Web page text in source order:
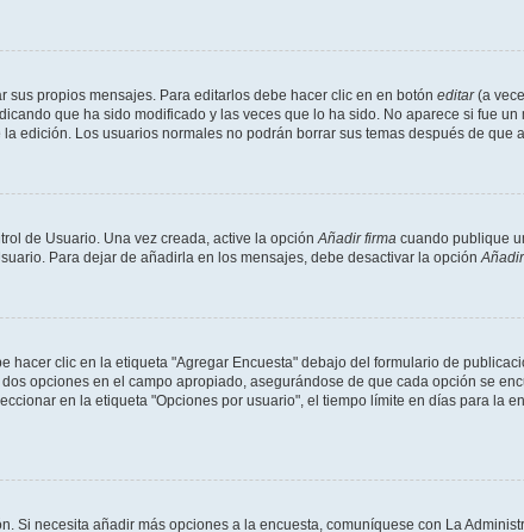
propios mensajes. Para editarlos debe hacer clic en en botón editar(a
que ha sido modificado y las veces que lo ha sido. No aparece si fue
edición. Los usuarios normales no podrán borrar sus temas después de que
de Usuario. Una vez creada, active la opciónAñadir firma cuando publique
Para dejar de añadirla en los mensajes, debe desactivar la opción
hacer clic en la etiqueta "Agregar Encuesta" debajo del formulario de
opciones en el campo apropiado, asegurándose de que cada opción se
en la etiqueta "Opciones por usuario", el tiempo límite en días para la
Si necesita añadir más opciones a la encuesta, comuníquese con La